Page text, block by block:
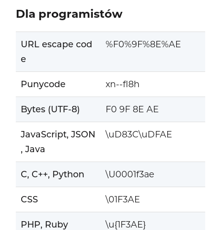
Dla programistów
URL escape cod
e
%F0%9F%8E%AE
Punycode xn--fl8h
Bytes (UTF-8) F0 9F 8E AE
JavaScript, JSON
, Java
\uD83C\uDFAE
C, C++, Python \U0001f3ae
CSS \01F3AE
PHP, Ruby \u{1F3AE}